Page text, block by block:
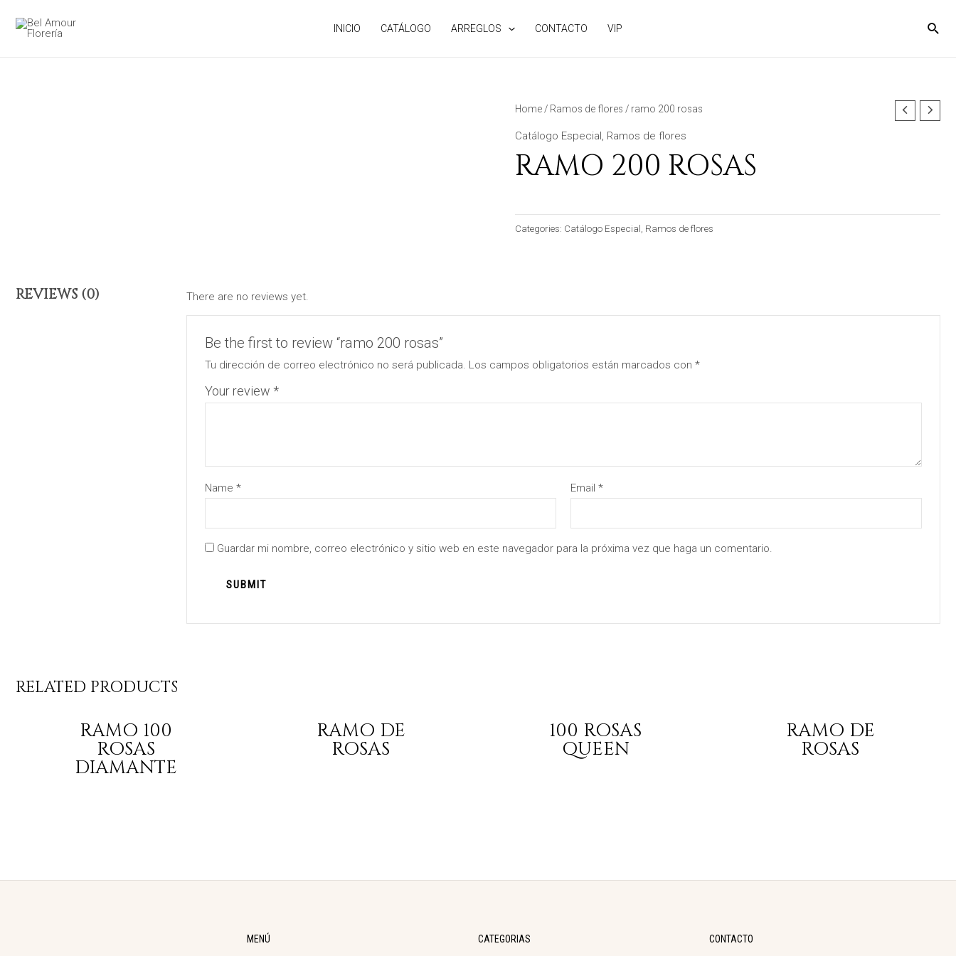
INICIO CATÁLOGO ARREGLOS CONTACTO VIP
Home / Ramos de flores / ramo 200 rosas
Catálogo Especial, Ramos de flores
RAMO 200 ROSAS
Categories: Catálogo Especial Ramos de flores
REVIEWS (0) There are no reviews yet.
Be the first to review “ramo 200 rosas”
Tu dirección de correo electrónico no será publicada. Los campos obligatorios están marcados con*
Your review *
Name* Email*
Guardar mi nombre, correo electrónico y sitio web en este navegador para la próxima vez que haga un comentario.
RELATED PRODUCTS
RAMO 100
ROSAS
DIAMANTE
RAMO DE
ROSAS
100 ROSAS
QUEEN
RAMO DE
ROSAS
MENÚ CATEGORIAS CONTACTO